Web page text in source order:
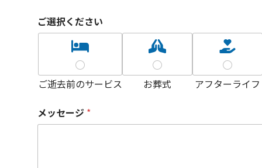
ご選択ください
ご逝去前のサービス お葬式 アフターライフ
メッセージ *